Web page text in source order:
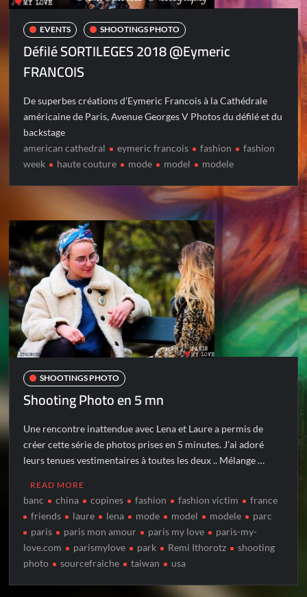
EVENTS SHOOTINGS PHOTO
Défilé SORTILEGES 2018 @Eymeric
FRANCOIS
De superbes créations d’Eymeric Francois à la Cathédrale
américaine de Paris, Avenue Georges V Photos du défilé et du
backstage
american cathedral
eymeric francois fashion
fashion
week
haute couture mode model modele
SHOOTINGS PHOTO
Shooting Photo en 5 mn
Une rencontre inattendue avec Lena et Laure a permis de
créer cette série de photos prises en 5 minutes. J’ai adoré
leurs tenues vestimentaires à toutes les deux .. Mélange …
READ MORE
banc china copines fashion fashion victim
france
friends
laure lena mode model modele
parc
paris
paris mon amour paris my love
paris-my-
love.com
parismylove park Remi Ithorotz
shooting
photo
sourcefraiche taiwan usa